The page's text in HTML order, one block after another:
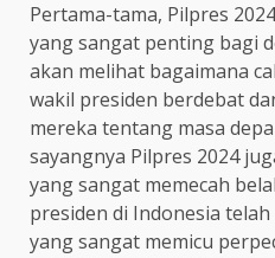
Pertama-tama, Pilpres
yang sangat penting bagi
akan melihat bagaimana
wakil presiden berdebat
mereka tentang masa
sayangnya Pilpres 2024
yang sangat memecah
presiden di Indonesia
yang sangat memicu